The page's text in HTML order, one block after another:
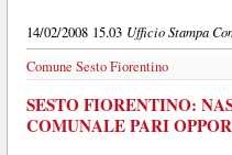
14/02/2008 15.03 Ufficio Stampa
Comune Sesto Fiorentino
SESTO FIORENTINO:
COMUNALE PARI